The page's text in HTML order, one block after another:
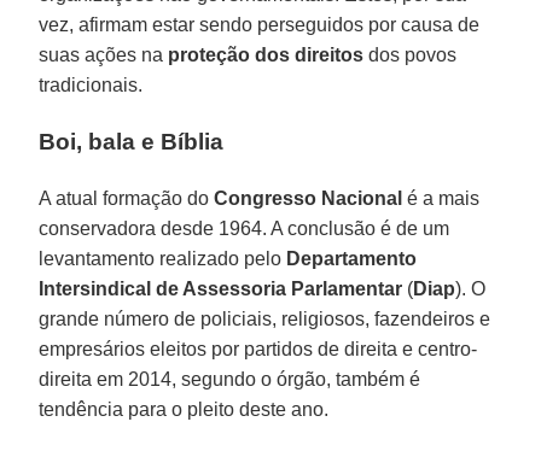
vez, afirmam estar sendo perseguidos por causa de
suas ações na proteção dos direitos dos povos
tradicionais.
Boi, bala e Bíblia
A atual formação doCongresso Nacional é a mais
conservadora desde 1964. A conclusão é de um
levantamento realizado pelo Departamento
Intersindical de Assessoria Parlamentar (Diap). O
grande número de policiais, religiosos, fazendeiros e
empresários eleitos por partidos de direita e centro-
direita em 2014, segundo o órgão, também é
tendência para o pleito deste ano.